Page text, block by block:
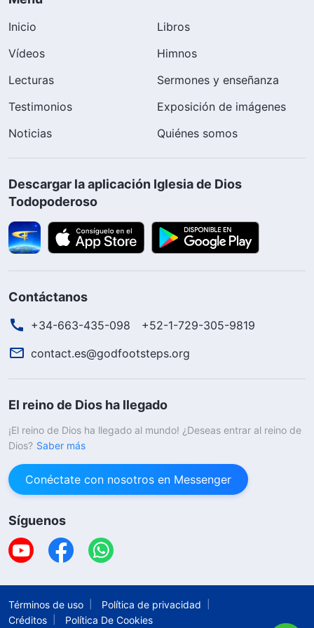
Inicio
Libros
Vídeos
Himnos
Lecturas
Sermones y enseñanza
Testimonios
Exposición de imágenes
Noticias
Quiénes somos
Descargar la aplicación Iglesia de Dios
Todopoderoso
Contáctanos
+34-663-435-098
+52-1-729-305-9819
contact.es@godfootsteps.org
El reino de Dios ha llegado
¡El reino de Dios ha llegado al mundo! ¿Deseas entrar al reino de
Dios? Saber más
Conéctate con nosotros en Messenger
Síguenos
Términos de uso
Política de privacidad
Créditos
Política De Cookies